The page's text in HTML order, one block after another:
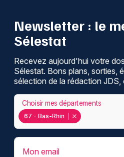
Newsletter : le
Sélestat
Recevez aujourd'hui votre
Sélestat. Bons plans, sorties,
sélection de la rédaction JDS,
67 - Bas-Rhin
Choisir mes départements
Mon email